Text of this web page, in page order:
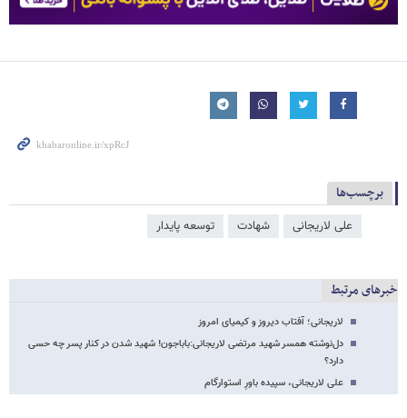
برچسب‌ها
علی لاریجانی شهادت توسعه پایدار
خبرهای مرتبط
لاریجانی؛ آفتاب دیروز و کیمیای امروز
دل‌نوشته‌ همسر شهید مرتضی لاریجانی:باباجون! شهید شدن در کنار پسر چه حسی
دارد؟
علی لاریجانی، سپیده باورِ استوارگام